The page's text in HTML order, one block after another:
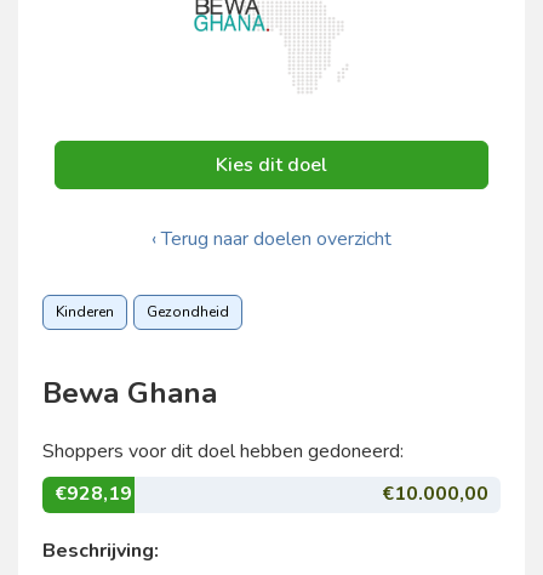
Kies dit doel
‹ Terug naar doelen overzicht
Kinderen Gezondheid
Bewa Ghana
Shoppers voor dit doel hebben gedoneerd:
€928,19
€10.000,00
Beschrijving: